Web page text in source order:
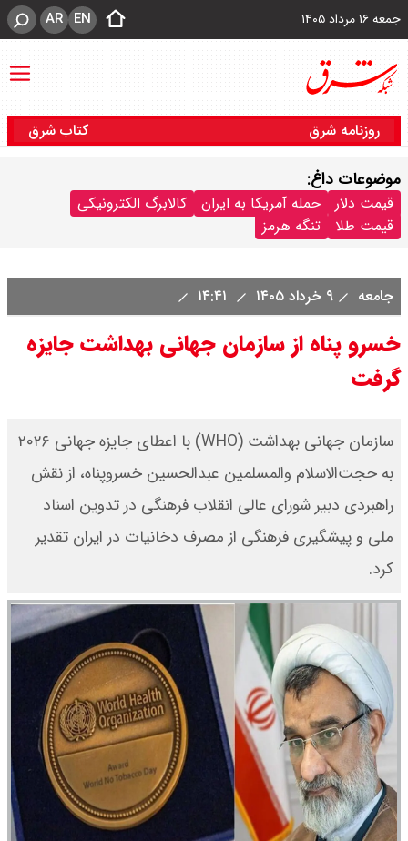
جمعه ۱۶ مرداد ۱۴۰۵ EN
AR
روزنامه شرق کتاب شرق
موضوعات داغ:
قیمت دلار حمله آمریکا به ایران
کالابرگ الکترونیکی
قیمت طلا
تنگه هرمز
جامعه ۹ خرداد ۱۴۰۵
خسرو پناه از سازمان جهانی بهداشت جایزه
گرفت
سازمان جهانی بهداشت (WHO) با اعطای جایزه جهانی ۲۰۲۶
به حجت‌الاسلام والمسلمین عبدالحسین خسروپناه، از نقش
راهبردی دبیر شورای عالی انقلاب فرهنگی در تدوین اسناد
ملی و پیشگیری فرهنگی از مصرف دخانیات در ایران تقدیر
کرد.